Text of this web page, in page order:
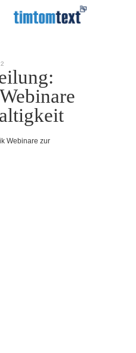
Webinare zur